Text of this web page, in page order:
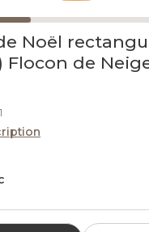
Noël
Flocon de